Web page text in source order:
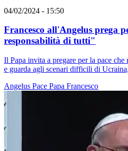
04/02/2024 - 15:50
Francesco all'Angelus prega
responsabilità di tutti"
Il Papa invita a pregare per la pace
e guarda agli scenari difficili di
Angelus Pace Papa Francesco